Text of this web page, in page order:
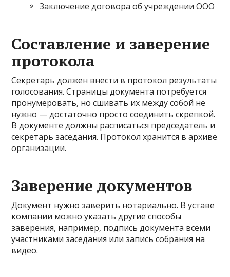
Заключение договора об учреждении ООО
Составление и заверение
протокола
Секретарь должен внести в протокол результаты
голосования. Страницы документа потребуется
пронумеровать, но сшивать их между собой не
нужно — достаточно просто соединить скрепкой.
В документе должны расписаться председатель и
секретарь заседания. Протокол хранится в архиве
организации.
Заверение документов
Документ нужно заверить нотариально. В уставе
компании можно указать другие способы
заверения, например, подпись документа всеми
участниками заседания или запись собрания на
видео.